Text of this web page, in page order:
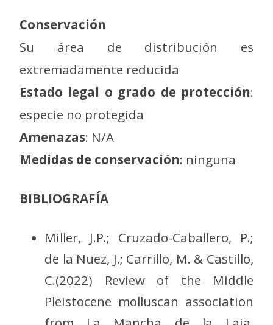
Conservación
Su área de distribución es
extremadamente reducida
Estado legal o grado de protección:
especie no protegida
Amenazas: N/A
Medidas de conservación: ninguna
BIBLIOGRAFÍA
Miller, J.P.; Cruzado-Caballero, P.;
de la Nuez, J.; Carrillo, M. & Castillo,
C.(2022) Review of the Middle
Pleistocene molluscan association